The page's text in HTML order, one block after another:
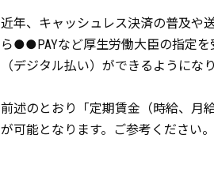
近年、キャッシュレス決済の普及や
ら●●PAYなど厚生労働大臣の指定
（デジタル払い）ができるようにな
前述のとおり「定期賃金（時給、月
が可能となります。ご参考ください。